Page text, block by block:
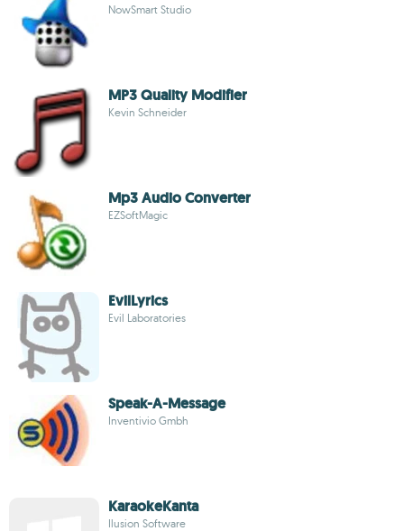
NowSmart Studio
MP3 Quality Modifier
Kevin Schneider
Mp3 Audio Converter
EZSoftMagic
EvilLyrics
Evil Laboratories
Speak-A-Message
Inventivio Gmbh
KaraokeKanta
Ilusion Software